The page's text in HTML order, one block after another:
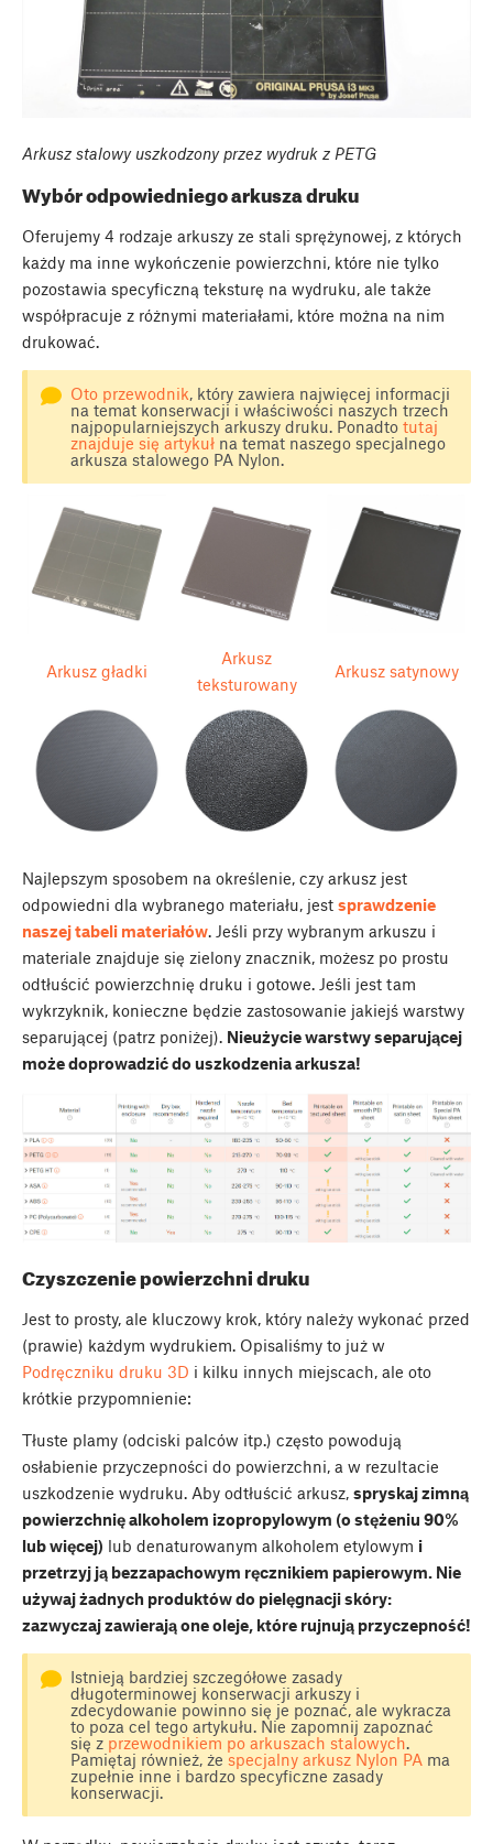
Arkusz stalowy uszkodzony przez wydruk z PETG
Wybór odpowiedniego arkusza druku
Oferujemy 4 rodzaje arkuszy ze stali sprężynowej, z których
każdy ma inne wykończenie powierzchni, które nie tylko
pozostawia specyficzną teksturę na wydruku, ale także
współpracuje z różnymi materiałami, które można na nim
drukować.
Oto przewodnik, który zawiera najwięcej informacji
na temat konserwacji i właściwości naszych trzech
najpopularniejszych arkuszy druku. Ponadto tutaj
znajduje się artykułna temat naszego specjalnego
arkusza stalowego PA Nylon.
Arkusz gładki
Arkusz
teksturowany
Arkusz satynowy
Najlepszym sposobem na określenie, czy arkusz jest
odpowiedni dla wybranego materiału, jest sprawdzenie
naszej tabeli materiałów. Jeśli przy wybranym arkuszu i
materiale znajduje się zielony znacznik, możesz po prostu
odtłuścić powierzchnię druku i gotowe. Jeśli jest tam
wykrzyknik, konieczne będzie zastosowanie jakiejś warstwy
separującej (patrz poniżej). Nieużycie warstwy separującej
może doprowadzić do uszkodzenia arkusza!
Czyszczenie powierzchni druku
Jest to prosty, ale kluczowy krok, który należy wykonać przed
(prawie) każdym wydrukiem. Opisaliśmy to już w
Podręczniku druku 3D i kilku innych miejscach, ale oto
krótkie przypomnienie:
Tłuste plamy (odciski palców itp.) często powodują
osłabienie przyczepności do powierzchni, a w rezultacie
uszkodzenie wydruku. Aby odtłuścić arkusz, spryskaj zimną
powierzchnię alkoholem izopropylowym (o stężeniu 90%
lub więcej) lub denaturowanym alkoholem etylowym i
przetrzyj ją bezzapachowym ręcznikiem papierowym. Nie
używaj żadnych produktów do pielęgnacji skóry:
zazwyczaj zawierają one oleje, które rujnują przyczepność!
Istnieją bardziej szczegółowe zasady
długoterminowej konserwacji arkuszy i
zdecydowanie powinno się je poznać, ale wykracza
to poza cel tego artykułu. Nie zapomnij zapoznać
się z przewodnikiem po arkuszach stalowych.
Pamiętaj również, że specjalny arkusz Nylon PAma
zupełnie inne i bardzo specyficzne zasady
konserwacji.